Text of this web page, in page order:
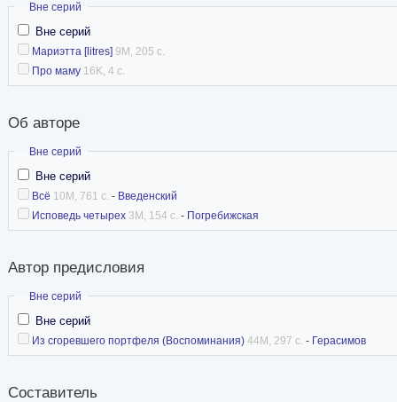
Скрыть
Вне серий
Вне серий
Мариэтта [litres] 9M, 205 с.
Про маму 16K, 4 с.
Об авторе
Скрыть
Вне серий
Вне серий
Всё 10M, 761 с. - Введенский
Исповедь четырех 3M, 154 с. - Погребижская
Автор предисловия
Скрыть
Вне серий
Вне серий
Из сгоревшего портфеля (Воспоминания) 44M, 297 с. - Герасимов
Составитель